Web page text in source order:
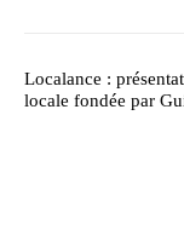
Localance :
locale fondée par